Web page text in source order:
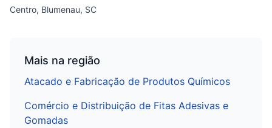
Centro, Blumenau, SC
Mais na região
Atacado e Fabricação de Produtos Químicos
Comércio e Distribuição de Fitas Adesivas e
Gomadas